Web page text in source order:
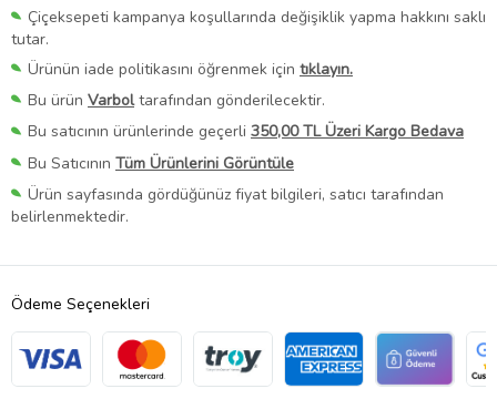
Çiçeksepeti kampanya koşullarında değişiklik yapma hakkını saklı
tutar.
Ürünün iade politikasını öğrenmek için tıklayın.
Bu ürün Varboltarafından gönderilecektir.
Bu satıcının ürünlerinde geçerli 350,00 TL Üzeri Kargo Bedava
Bu Satıcının Tüm Ürünlerini Görüntüle
Ürün sayfasında gördüğünüz fiyat bilgileri, satıcı tarafından
belirlenmektedir.
Ödeme Seçenekleri